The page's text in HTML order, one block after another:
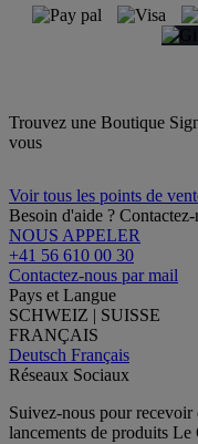
Trouvez une Boutique
vous
Voir tous les points de
Besoin d'aide ? Contactez-
NOUS APPELER
+41 56 610 00 30
Contactez-nous par mail
Pays et Langue
SCHWEIZ | SUISSE
FRANÇAIS
Deutsch Français
Réseaux Sociaux
Suivez-nous pour recevoir
lancements de produits Le